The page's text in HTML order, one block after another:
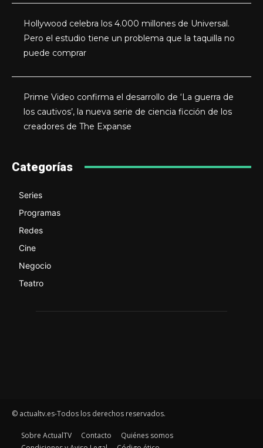
Hollywood celebra los 4.000 millones de Universal.
Pero el estudio tiene un problema que la taquilla no
puede comprar
Prime Video confirma el desarrollo de ‘La guerra de
los cautivos’, la nueva serie de ciencia ficción de los
creadores de The Expanse
Categorías
Series
Programas
Redes
Cine
Negocio
Teatro
© actualtv.es-Todos los derechos reservados.
Sobre ActualTV Contacto
Quiénes somos